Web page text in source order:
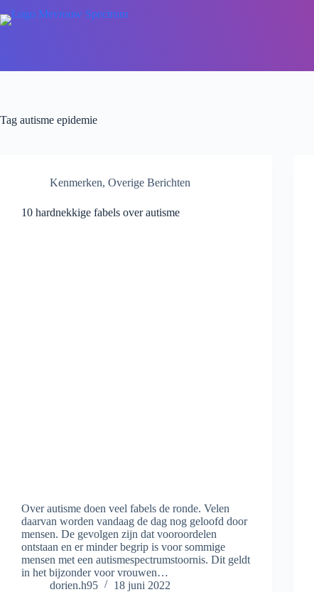
Tag autisme epidemie
Kenmerken, Overige Berichten
10 hardnekkige fabels over autisme
Over autisme doen veel fabels de ronde. Velen
daarvan worden vandaag de dag nog geloofd door
mensen. De gevolgen zijn dat vooroordelen
ontstaan en er minder begrip is voor sommige
mensen met een autismespectrumstoornis. Dit geldt
in het bijzonder voor vrouwen…
dorien.h95
18 juni 2022